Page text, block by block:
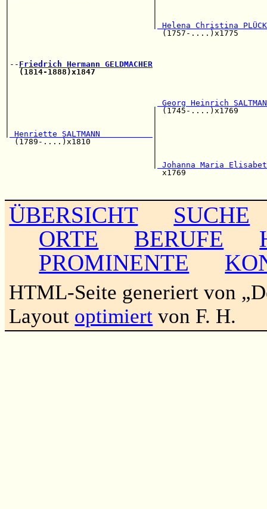
Helena
|
|-- Friedrich Hermann GELDMACHER
(1814-1888)x1847
Georg
|                              | (1745-
Henriette SALTMANN
(1789-....)x1810             |
Johanna Maria
x1769
ÜBERSICHT
SUCHE
ORTE
BERUFE
PROMINENTE
HTML-Seite generiert von
Layout optimiert von F. H.